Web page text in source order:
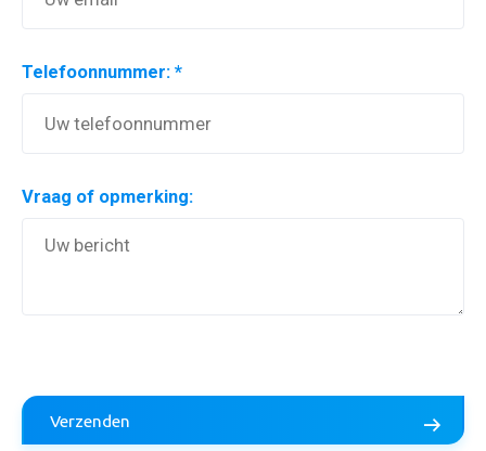
Aanvraag inruilvoorstel
Telefoonnummer: *
Vraag of opmerking:
Verzenden